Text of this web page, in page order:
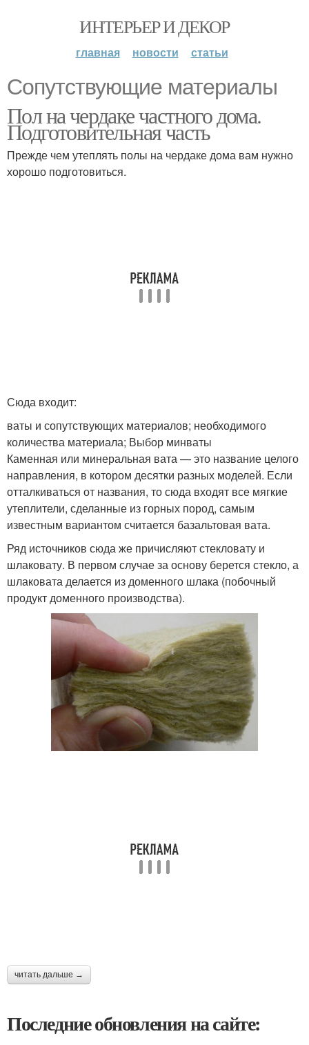
ИНТЕРЬЕР И ДЕКОР
главная новости статьи
Сопутствующие материалы
Пол на чердаке частного дома.
Подготовительная часть
Прежде чем утеплять полы на чердаке дома вам нужно
хорошо подготовиться.
Сюда входит:
ваты и сопутствующих материалов; необходимого
количества материала; Выбор минваты
Каменная или минеральная вата — это название целого
направления, в котором десятки разных моделей. Если
отталкиваться от названия, то сюда входят все мягкие
утеплители, сделанные из горных пород, самым
известным вариантом считается базальтовая вата.
Ряд источников сюда же причисляют стекловату и
шлаковату. В первом случае за основу берется стекло, а
шлаковата делается из доменного шлака (побочный
продукт доменного производства).
читать дальше →
Последние обновления на сайте: